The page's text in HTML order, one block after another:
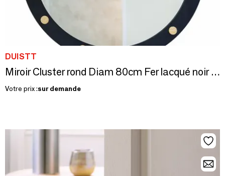
DUISTT
Miroir Cluster rond Diam 80cm Fer lacqué noir & vis en laiton sculpté
Votre prix :sur demande